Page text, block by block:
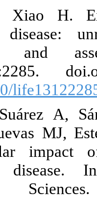
40. Ren J,
[
41. Cantón-
Corral L,
the